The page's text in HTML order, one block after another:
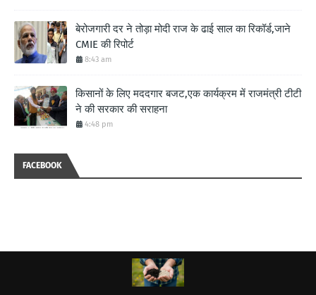
बेरोजगारी दर ने तोड़ा मोदी राज के ढाई साल का रिकॉर्ड,जाने
CMIE की रिपोर्ट
8:43 am
किसानों के लिए मददगार बजट,एक कार्यक्रम में राजमंत्री टीटी
ने की सरकार की सराहना
4:48 pm
FACEBOOK